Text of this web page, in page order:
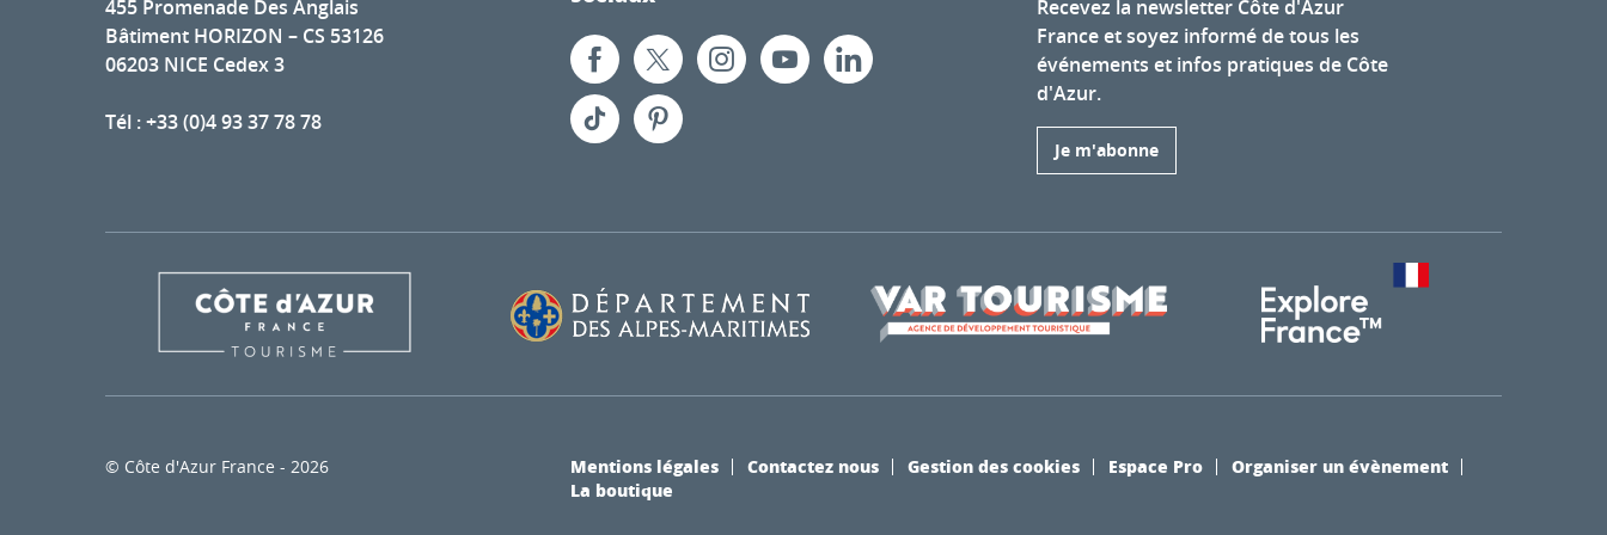
455 Promenade Des Anglais
Bâtiment HORIZON – CS 53126
06203 NICE Cedex 3
Tél : +33 (0)4 93 37 78 78
Recevez la newsletter Côte d'Azur
France et soyez informé de tous les
événements et infos pratiques de Côte
d'Azur.
Je m'abonne
© Côte d'Azur France - 2026 Mentions légales Contactez nous Gestion des cookies Espace Pro
Organiser un évènement
La boutique